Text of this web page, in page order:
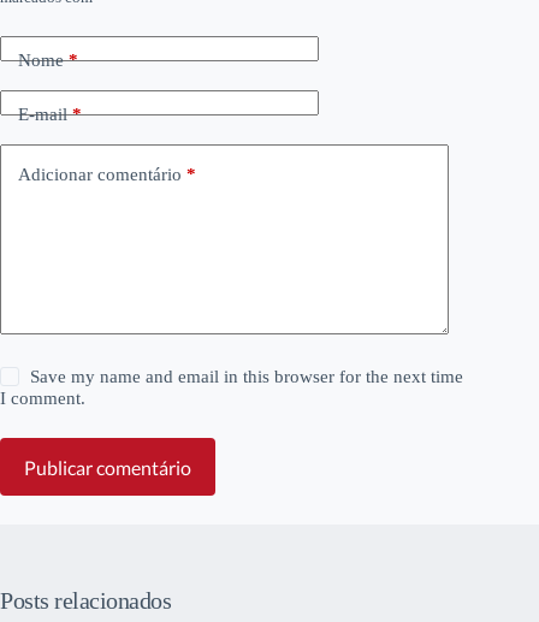
Nome*
E-mail*
Adicionar comentário *
Save my name and email in this browser for the next time
I comment.
Publicar comentário
Posts relacionados